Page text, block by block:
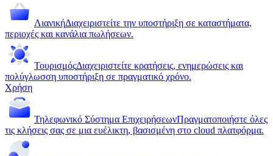
ΛιανικήΔιαχειριστείτε την υποστήριξη σε καταστήματα,
περιοχές και κανάλια πωλήσεων.
ΤουρισμόςΔιαχειριστείτε κρατήσεις, ενημερώσεις και
πολύγλωσση υποστήριξη σε πραγματικό χρόνο.
Χρήση
Τηλεφωνικό Σύστημα ΕπιχειρήσεωνΠραγματοποιήστε όλες
τις κλήσεις σας σε μια ευέλικτη, βασισμένη στο cloud πλατφόρμα.